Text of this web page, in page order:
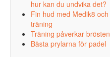
hur kan du undvika det?
Fin hud med Medik8 och
träning
Träning påverkar brösten
Bästa prylarna för padel